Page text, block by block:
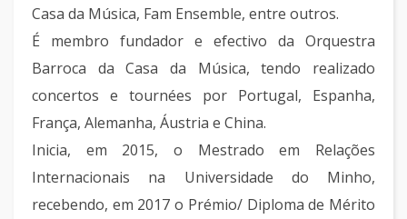
Casa da Música, Fam Ensemble, entre outros.
É membro fundador e efectivo da Orquestra
Barroca da Casa da Música, tendo realizado
concertos e tournées por Portugal, Espanha,
França, Alemanha, Áustria e China.
Inicia, em 2015, o Mestrado em Relações
Internacionais na Universidade do Minho,
recebendo, em 2017 o Prémio/ Diploma de Mérito